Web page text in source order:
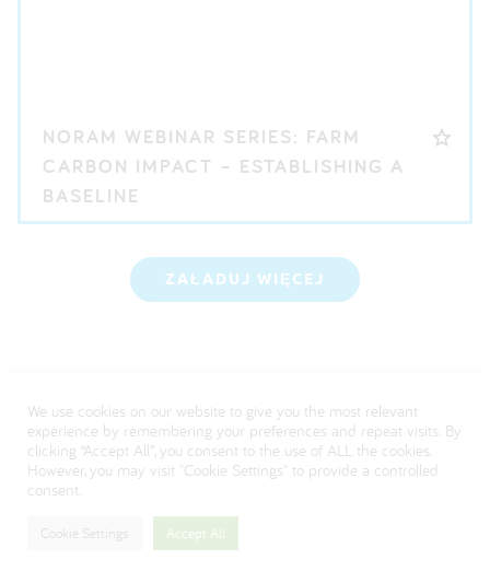
NORAM WEBINAR SERIES: FARM
CARBON IMPACT – ESTABLISHING A
BASELINE
ZAŁADUJ WIĘCEJ
About us - Polish
FAQ
Visit our Danone corporate website
We use cookies on our website to give you the most relevant
experience by remembering your preferences and repeat visits. By
clicking “Accept All”, you consent to the use of ALL the cookies.
However, you may visit "Cookie Settings" to provide a controlled
consent.
Cookie Settings Accept All